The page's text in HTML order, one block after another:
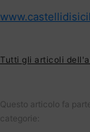
Tutti gli articoli
Questo articolo fa
categorie: